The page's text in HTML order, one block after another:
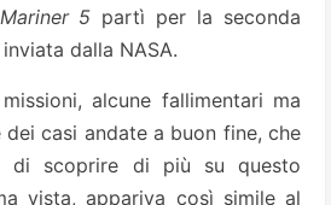
Mariner 5 partì per la seconda
dalla NASA.
alcune fallimentari ma
casi andate a buon fine, che
di scoprire di più su questo
vista, appariva così simile al